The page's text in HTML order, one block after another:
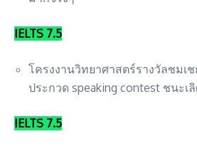
IELTS 7.5
โครงงานวิทยาศาสตร์รางวัลชมเ
ประกวด​ speaking​ contest​ ชนะเ
IELTS 7.5